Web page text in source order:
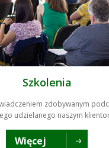
Szkolenia
zdobywanym
udzielanego naszym
Więcej